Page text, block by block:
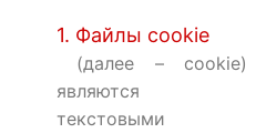
1. Файлы cookie
(далее – cookie)
являются
текстовыми